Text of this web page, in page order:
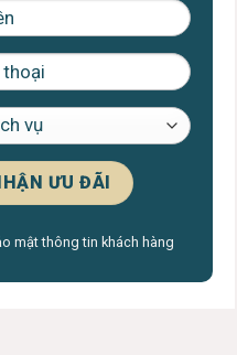
mật thông tin khách hàng